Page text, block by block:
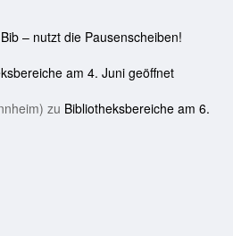
– nutzt die Pausenscheiben!
am 4. Juni geöffnet
zu Bibliotheksbereiche am 6.